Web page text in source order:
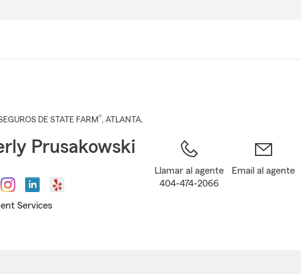
DE STATE FARM®, ATLANTA,
Prusakowski
Services
Llamar al agente
404-474-2066
Email al agente